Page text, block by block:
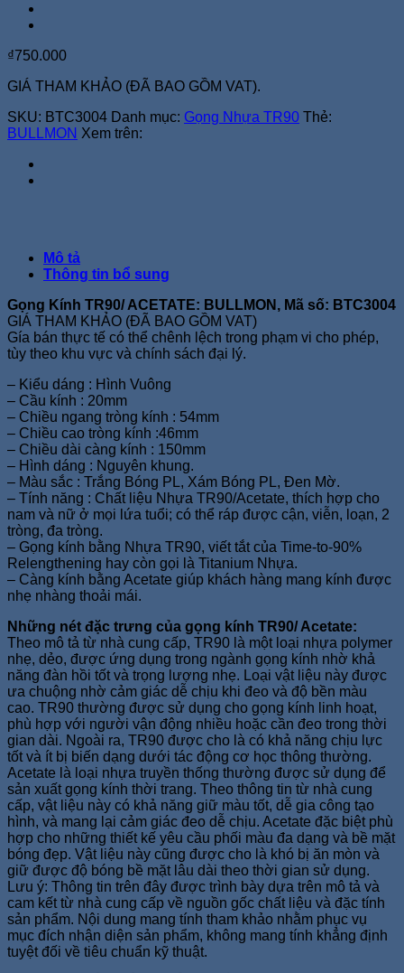
₫750.000
GIÁ THAM KHẢO (ĐÃ BAO GỒM VAT).
SKU: BTC3004 Danh mục: Gọng Nhựa TR90 Thẻ:
BULLMON Xem trên:
Mô tả
Thông tin bổ sung
Gọng Kính TR90/ ACETATE: BULLMON, Mã số: BTC3004
GIÁ THAM KHẢO (ĐÃ BAO GỒM VAT)
Gía bán thực tế có thể chênh lệch trong phạm vi cho phép,
tùy theo khu vực và chính sách đại lý.
– Kiểu dáng : Hình Vuông
– Cầu kính : 20mm
– Chiều ngang tròng kính : 54mm
– Chiều cao tròng kính :46mm
– Chiều dài càng kính : 150mm
– Hình dáng : Nguyên khung.
– Màu sắc : Trắng Bóng PL, Xám Bóng PL, Đen Mờ.
– Tính năng : Chất liệu Nhựa TR90/Acetate, thích hợp cho
nam và nữ ở mọi lứa tuổi; có thể ráp được cận, viễn, loạn, 2
tròng, đa tròng.
– Gọng kính bằng Nhựa TR90, viết tắt của Time-to-90%
Relengthening hay còn gọi là Titanium Nhựa.
– Càng kính bằng Acetate giúp khách hàng mang kính được
nhẹ nhàng thoải mái.
Những nét đặc trưng của gọng kính TR90/ Acetate:
Theo mô tả từ nhà cung cấp, TR90 là một loại nhựa polymer
nhẹ, dẻo, được ứng dụng trong ngành gọng kính nhờ khả
năng đàn hồi tốt và trọng lượng nhẹ. Loại vật liệu này được
ưa chuộng nhờ cảm giác dễ chịu khi đeo và độ bền màu
cao. TR90 thường được sử dụng cho gọng kính linh hoạt,
phù hợp với người vận động nhiều hoặc cần đeo trong thời
gian dài. Ngoài ra, TR90 được cho là có khả năng chịu lực
tốt và ít bị biến dạng dưới tác động cơ học thông thường.
Acetate là loại nhựa truyền thống thường được sử dụng để
sản xuất gọng kính thời trang. Theo thông tin từ nhà cung
cấp, vật liệu này có khả năng giữ màu tốt, dễ gia công tạo
hình, và mang lại cảm giác đeo dễ chịu. Acetate đặc biệt phù
hợp cho những thiết kế yêu cầu phối màu đa dạng và bề mặt
bóng đẹp. Vật liệu này cũng được cho là khó bị ăn mòn và
giữ được độ bóng bề mặt lâu dài theo thời gian sử dụng.
Lưu ý: Thông tin trên đây được trình bày dựa trên mô tả và
cam kết từ nhà cung cấp về nguồn gốc chất liệu và đặc tính
sản phẩm. Nội dung mang tính tham khảo nhằm phục vụ
mục đích nhận diện sản phẩm, không mang tính khẳng định
tuyệt đối về tiêu chuẩn kỹ thuật.